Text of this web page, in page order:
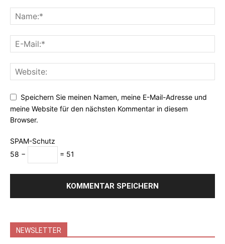
Speichern Sie meinen Namen, meine E-Mail-Adresse und
meine Website für den nächsten Kommentar in diesem
Browser.
SPAM-Schutz
58 −
= 51
NEWSLETTER